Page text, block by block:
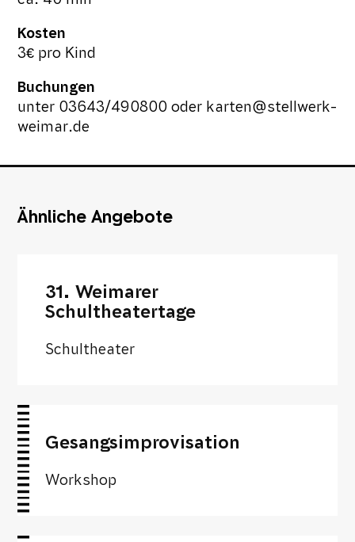
Kosten
3€ pro Kind
Buchungen
unter 03643/490800 oder karten@stellwerk-
weimar.de
Ähnliche Angebote
31. Weimarer
Schultheatertage
Schultheater
Gesangsimprovisation
Workshop